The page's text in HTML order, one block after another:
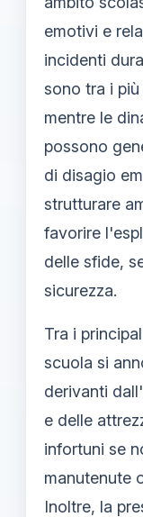
emotivi e
incidenti
sono tra i
mentre le
possono
di disagio
strutturare
favorire
delle sfide,
sicurezza.
Tra i
scuola si
derivanti
e delle
infortuni se
manutenute
Inoltre, la